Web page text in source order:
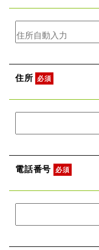
住所 必須
電話番号 必須